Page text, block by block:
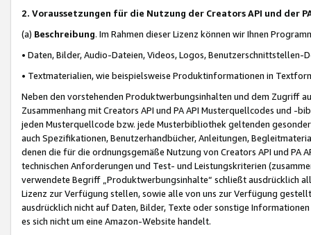
2. Voraussetzungen für die Nutzung der Creators API und der
(a) Beschreibung. Im Rahmen dieser Lizenz können wir Ihnen
• Daten, Bilder, Audio-Dateien, Videos, Logos, Benutzerschnittstellen-
• Textmaterialien, wie beispielsweise Produktinformationen in
Neben den vorstehenden Produktwerbungsinhalten und dem Zugriff
Zusammenhang mit Creators API und PA API Musterquellcodes und
jeden Musterquellcode bzw. jede Musterbibliothek geltenden
auch Spezifikationen, Benutzerhandbücher, Anleitungen,
denen die für die ordnungsgemäße Nutzung von Creators API und PA
technischen Anforderungen und Test- und Leistungskriterien
verwendete Begriff „Produktwerbungsinhalte“ schließt ausdrücklich
Lizenz zur Verfügung stellen, sowie alle von uns zur Verfügung
ausdrücklich nicht auf Daten, Bilder, Texte oder sonstige
es sich nicht um eine Amazon-Website handelt.